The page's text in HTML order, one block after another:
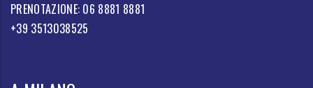
PRENOTAZIONE: 06 8881 8881
+39 3513038525